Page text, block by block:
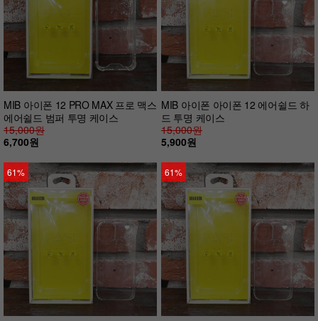
MIB 아이폰 12 PRO MAX 프로 맥스
에어쉴드 범퍼 투명 케이스
15,000원
6,700원
MIB 아이폰 아이폰 12 에어쉴드 하
드 투명 케이스
15,000원
5,900원
61% 61%